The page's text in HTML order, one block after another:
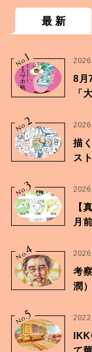
最 新
No.
1
8月
「
No.2
描
ス
No.
3
【
月
No.
4
考
潤
No.
5